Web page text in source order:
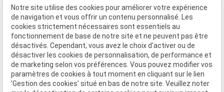
Accueil
Qui sommes-nous
Nos biens
Prix immobilier
Confier mon bien
Rejoignez-nous
Contact
Notre site utilise des cookies pour améliorer votre expérience
de navigation et vous offrir un contenu personnalisé. Les
cookies strictement nécessaires sont essentiels au
fonctionnement de base de notre site et ne peuvent pas être
désactivés. Cependant, vous avez le choix d'activer ou de
désactiver les cookies de personnalisation, de performance et
de marketing selon vos préférences. Vous pouvez modifier vos
paramètres de cookies à tout moment en cliquant sur le lien
'Gestion des cookies' situé en bas de notre site. Veuillez noter